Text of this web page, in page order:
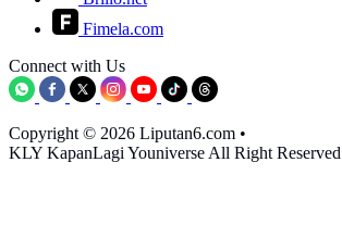
Fimela.com
Connect with Us
Copyright © 2026 Liputan6.com •
KLY KapanLagi Youniverse All Right